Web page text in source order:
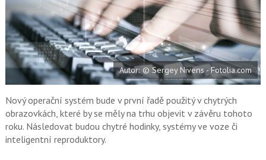
t n
a
F
a
c
b
o
o
k
n
a
s
í
t
i
X
Autor: © Sergey Nivens - Fotolia.com
Nový operační systém bude v první řadě použitý v chytrých
obrazovkách, které by se měly na trhu objevit v závěru tohoto
roku. Následovat budou chytré hodinky, systémy ve voze či
inteligentní reproduktory.